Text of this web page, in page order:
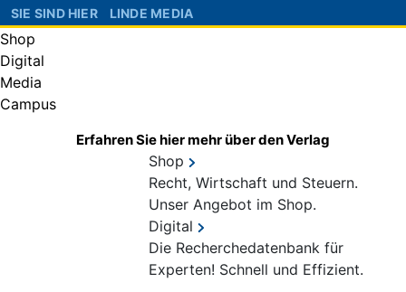
SIE SIND HIER LINDE MEDIA
Shop
Digital
Media
Campus
Erfahren Sie hier mehr über den Verlag
Shop
Recht, Wirtschaft und Steuern.
Unser Angebot im Shop.
Digital
Die Recherchedatenbank für
Experten! Schnell und Effizient.